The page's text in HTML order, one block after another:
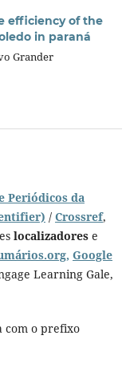
efficiency of the
in paraná
Grander
Periódicos da
/ Crossref,
localizadorese
Google
Learning Gale,
com o prefixo